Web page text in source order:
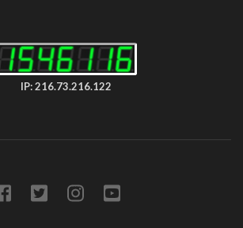
IP: 216.73.216.122